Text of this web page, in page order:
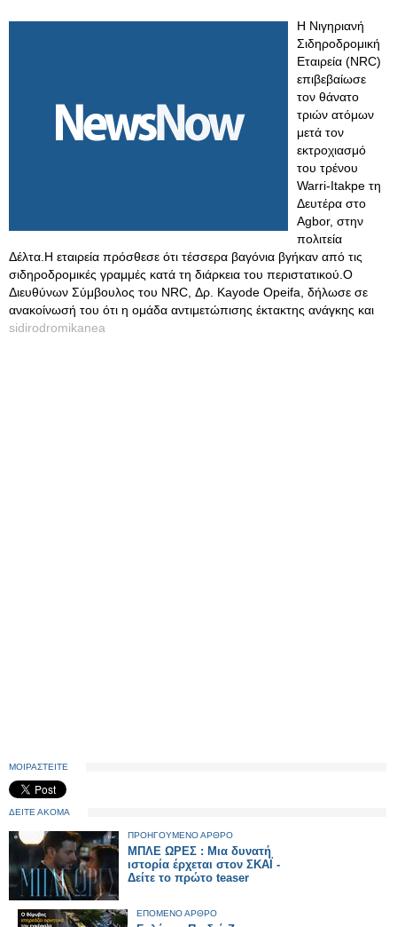
Η Νιγηριανή
Σιδηροδρομική
Εταιρεία (NRC)
επιβεβαίωσε
τον θάνατο
τριών ατόμων
μετά τον
εκτροχιασμό
του τρένου
Warri-Itakpe τη
Δευτέρα στο
Agbor, στην
πολιτεία
Δέλτα.Η εταιρεία πρόσθεσε ότι τέσσερα βαγόνια βγήκαν από τις
σιδηροδρομικές γραμμές κατά τη διάρκεια του περιστατικού.Ο
Διευθύνων Σύμβουλος του NRC, Δρ. Kayode Opeifa, δήλωσε σε
ανακοίνωσή του ότι η ομάδα αντιμετώπισης έκτακτης ανάγκης και
sidirodromikanea
ΜΟΙΡΑΣΤΕΙΤΕ
ΔΕΙΤΕ ΑΚΟΜΑ
ΠΡΟΗΓΟΥΜΕΝΟ ΑΡΘΡΟ
ΜΠΛΕ ΩΡΕΣ : Μια δυνατή
ιστορία έρχεται στον ΣΚΑΪ -
Δείτε το πρώτο teaser
ΕΠΟΜΕΝΟ ΑΡΘΡΟ